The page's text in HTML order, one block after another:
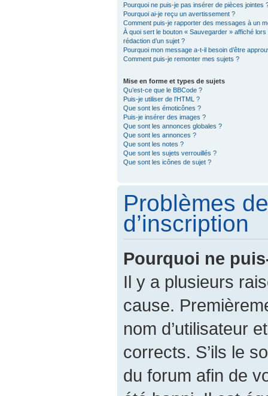
Pourquoi ne puis-je pas insérer de pièces jointes
Pourquoi ai-je reçu un avertissement ?
Comment puis-je rapporter des messages à un
À quoi sert le bouton « Sauvegarder » affiché lors
rédaction d’un sujet ?
Pourquoi mon message a-t-il besoin d’être
Comment puis-je remonter mes sujets ?
Mise en forme et types de sujets
Qu’est-ce que le BBCode ?
Puis-je utiliser de l’HTML ?
Que sont les émoticônes ?
Puis-je insérer des images ?
Que sont les annonces globales ?
Que sont les annonces ?
Que sont les notes ?
Que sont les sujets verrouillés ?
Que sont les icônes de sujet ?
Problèmes
d’inscription
Pourquoi ne
Il y a plusieurs
cause.
nom d’utilisateur
corrects. S’ils le
du forum afin de